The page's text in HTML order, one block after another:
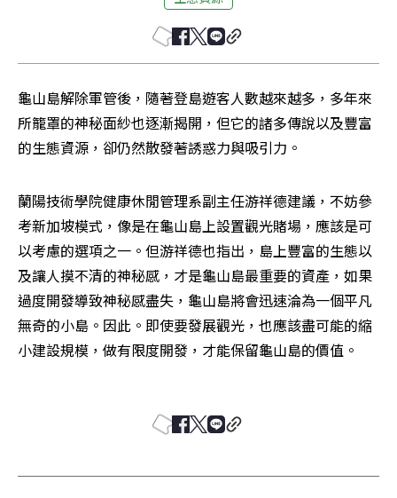
龜山島解除軍管後，隨著登島遊客人數越來越多，多年來
所籠罩的神秘面紗也逐漸揭開，但它的諸多傳說以及豐富
的生態資源，卻仍然散發著誘惑力與吸引力。
蘭陽技術學院健康休閒管理系副主任游祥德建議，不妨參
考新加坡模式，像是在龜山島上設置觀光賭場，應該是可
以考慮的選項之一。但游祥德也指出，島上豐富的生態以
及讓人摸不清的神秘感，才是龜山島最重要的資產，如果
過度開發導致神秘感盡失，龜山島將會迅速淪為一個平凡
無奇的小島。因此。即使要發展觀光，也應該盡可能的縮
小建設規模，做有限度開發，才能保留龜山島的價值。